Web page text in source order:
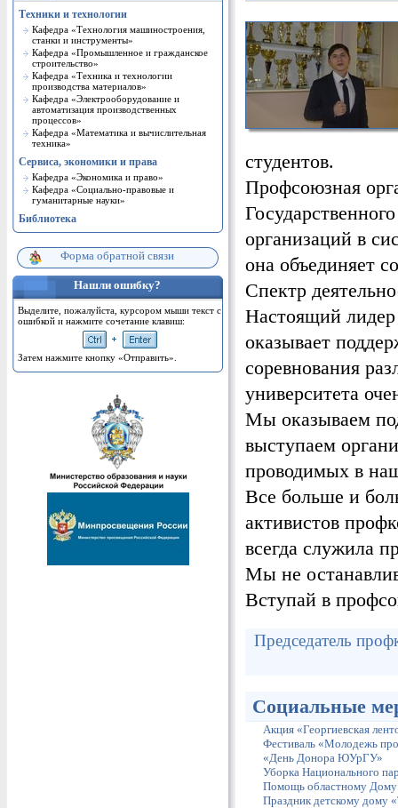
Техники и технологии
Кафедра «Технология машиностроения,
станки и инструменты»
Кафедра «Промышленное и гражданское
строительство»
Кафедра «Техника и технологии
производства материалов»
Кафедра «Электрооборудование и
автоматизация производственных
процессов»
Кафедра «Математика и вычислительная
техника»
Сервиса, экономики и права
Кафедра «Экономика и право»
Кафедра «Cоциально-правовые и
гуманитарные науки»
Библиотека
Форма обратной связи
Нашли ошибку?
Выделите, пожалуйста, курсором мыши текст с
ошибкой и нажмите сочетание клавиш:
Затем нажмите кнопку «Отправить».
студентов.
Профсоюзная
организаций в
она объединяет
Спектр
Настоящий
оказывает
соревнования
университета
Мы оказываем
выступаем
проводимых в
Все больше и
активистов
всегда служила
Мы не
Вступай в
Председатель
Социальные
Акция «Георгиевская
Фестиваль «Молодежь
«День Донора ЮУрГУ»
Уборка Национального
Помощь областному Дому
Праздник детскому дому